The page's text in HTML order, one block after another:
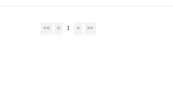
<< < 1 > >>